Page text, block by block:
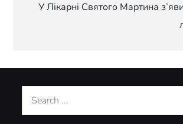
У Лікарні Святого Мартина
Search